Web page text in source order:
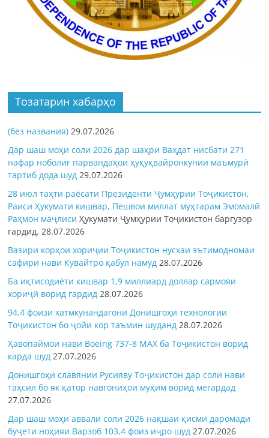
Тозатарин хабарҳо
(без названия) 29.07.2026
Дар шаш моҳи соли 2026 дар шаҳри Ваҳдат нисбати 271
нафар ноболиғ парвандаҳои ҳуқуқвайронкунии маъмурӣ
тартиб дода шуд 29.07.2026
28 июл таҳти раёсати Президенти Ҷумҳурии Тоҷикистон,
Раиси Ҳукумати кишвар, Пешвои миллат муҳтарам Эмомалӣ
Раҳмон маҷлисиҲукумати Ҷумҳурии Тоҷикистон баргузор
гардид.28.07.2026
Вазири корҳои хориҷии Тоҷикистон нусхаи эътимодномаи
сафири нави Кувайтро қабул намуд 28.07.2026
Ба иқтисодиёти кишвар 1,9 миллиард доллар сармояи
хориҷӣ ворид гардид 28.07.2026
94,4 фоизи хатмкунандагони Донишгоҳи технологии
Тоҷикистон бо ҷойи кор таъмин шуданд 28.07.2026
Ҳавопаймои нави Boeing 737-8 MAX ба Тоҷикистон ворид
карда шуд 27.07.2026
Донишгоҳи славянии Русияву Тоҷикистон дар соли нави
таҳсил бо як қатор навгониҳои муҳим ворид мегардад
27.07.2026
Дар шаш моҳи аввали соли 2026 нақшаи қисми даромади
буҷети ноҳияи Варзоб 103,4 фоиз иҷро шуд 27.07.2026